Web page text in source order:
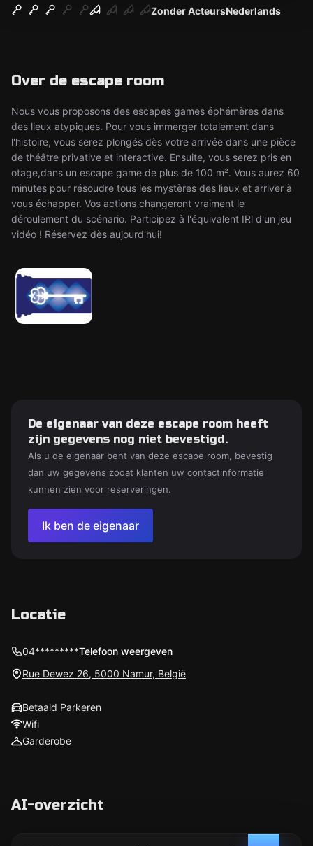
Zonder ActeursNederlands
Over de escape room
Nous vous proposons des escapes games éphémères dans
des lieux atypiques. Pour vous immerger totalement dans
l'histoire, vous serez plongés dès votre arrivée dans une pièce
de théâtre privative et interactive. Ensuite, vous serez pris en
otage,dans un escape game de plus de 100 m². Vous aurez 60
minutes pour résoudre tous les mystères des lieux et arriver à
vous échapper. Vos actions changeront vraiment le
déroulement du scénario. Participez à l'équivalent IRl d'un jeu
vidéo ! Réservez dès aujourd'hui!
De eigenaar van deze escape room heeft
zijn gegevens nog niet bevestigd.
Als u de eigenaar bent van deze escape room, bevestig
dan uw gegevens zodat klanten uw contactinformatie
kunnen zien voor reserveringen.
Ik ben de eigenaar
Locatie
04*********Telefoon weergeven
Rue Dewez 26, 5000 Namur, België
Betaald Parkeren
Wifi
Garderobe
AI-overzicht